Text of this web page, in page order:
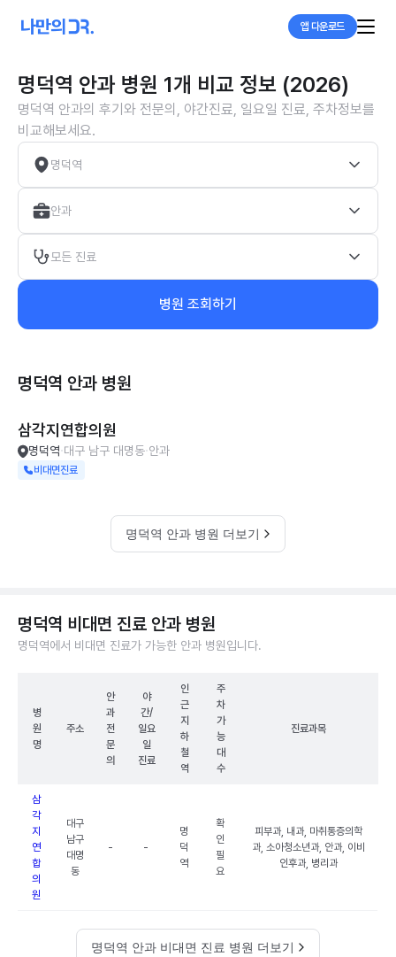
앱 다운로드
명덕역 안과 병원 1개 비교 정보 (2026)
명덕역 안과의 후기와 전문의, 야간진료, 일요일 진료, 주차정보를
비교해보세요.
명덕역
안과
모든 진료
병원 조회하기
명덕역 안과 병원
삼각지연합의원
명덕역 대구 남구 대명동 안과
비대면진료
명덕역 안과 병원 더보기
명덕역 비대면 진료 안과 병원
명덕역에서 비대면 진료가 가능한 안과 병원입니다.
병
원
명
주소
안
과
전
문
의
야
간/
일요
일
진료
인
근
지
하
철
역
주
차
가
능
대
수
진료과목
삼
각
지
연
합
의
원
대구
남구
대명
동
- -
명
덕
역
확
인
필
요
피부과, 내과, 마취통증의학
과, 소아청소년과, 안과, 이비
인후과, 병리과
명덕역 안과 비대면 진료 병원 더보기